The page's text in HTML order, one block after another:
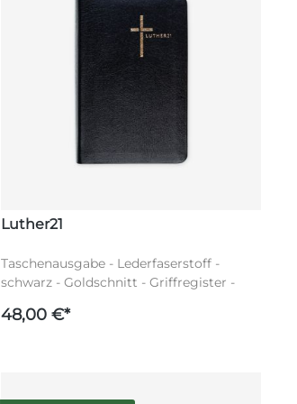
Luther21
Taschenausgabe - Lederfaserstoff -
schwarz - Goldschnitt - Griffregister -
48,00 €*